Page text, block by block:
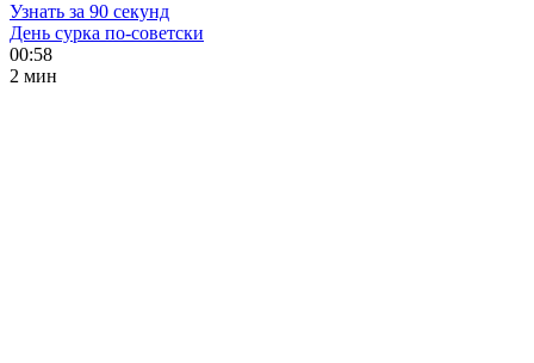
Узнать за 90 секунд
День сурка по-советски
00:58
2 мин